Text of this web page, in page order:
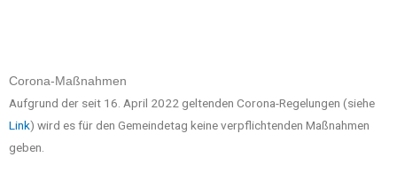
Corona-Maßnahmen
Aufgrund der seit 16. April 2022 geltenden Corona-Regelungen (siehe
Link) wird es für den Gemeindetag keine verpflichtenden Maßnahmen
geben.